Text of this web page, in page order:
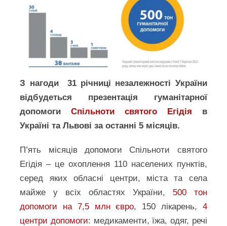
З нагоди 31 річниці незалежності України
відбудеться презентація гуманітарної
допомогиСпільноти святого Егідія в
Україні та Львові за останні 5 місяців.
П’ять місяців допомоги Спільноти святого
Егідія – це охоплення 110 населених пунктів,
серед яких обласні центри, міста та села
майже у всіх областях України, 500 тон
допомоги на 7,5 млн євро, 150 лікарень, 4
центри допомоги: медикаменти, їжа, одяг, речі